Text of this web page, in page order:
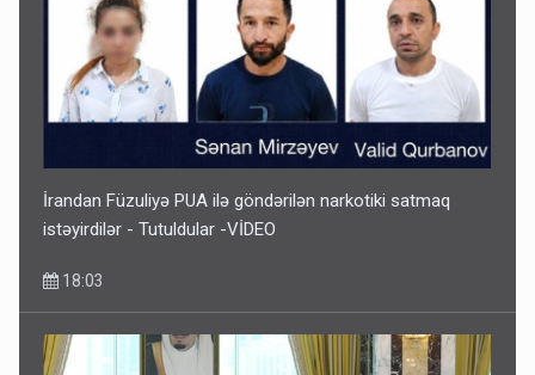
Paşinyan Əliyevə zəng etməsindən danışdı
İrandan Füzuliyə PUA ilə göndərilən narkotiki satmaq
istəyirdilər - Tutuldular -VİDEO
18:03